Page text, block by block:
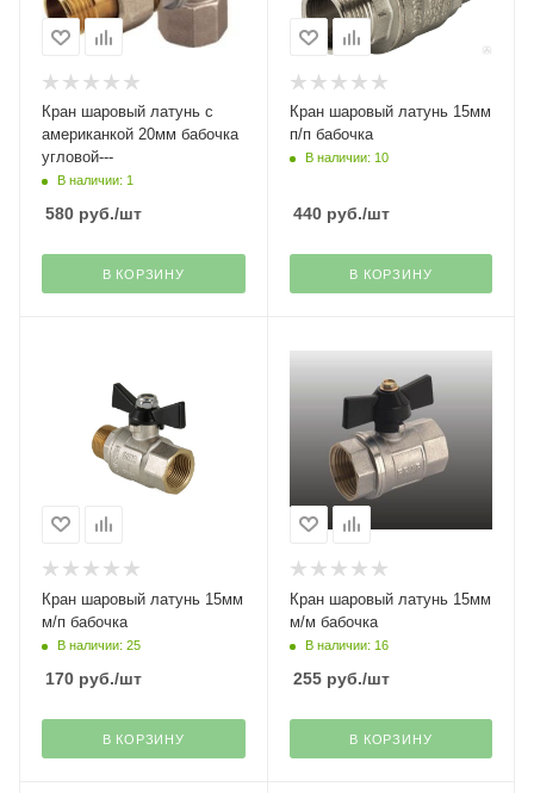
Кран шаровый латунь с
американкой 20мм бабочка
угловой---
В наличии: 1
580 руб./шт
В КОРЗИНУ
Кран шаровый латунь 15мм
п/п бабочка
В наличии: 10
440руб./шт
В КОРЗИНУ
Кран шаровый латунь 15мм
м/п бабочка
В наличии: 25
170 руб./шт
В КОРЗИНУ
Кран шаровый латунь 15мм
м/м бабочка
В наличии: 16
255руб./шт
В КОРЗИНУ